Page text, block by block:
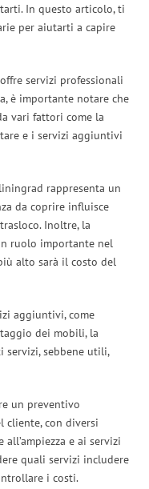
In questo articolo, ti
per aiutarti a capire
servizi professionali
è importante notare che
vari fattori come la
e i servizi aggiuntivi
rappresenta un
da coprire influisce
Inoltre, la
ruolo importante nel
alto sarà il costo del
aggiuntivi, come
dei mobili, la
servizi, sebbene utili,
un preventivo
cliente, con diversi
e ai servizi
quali servizi includere
i costi.